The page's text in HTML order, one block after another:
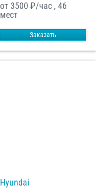
от 3500 ₽/час , 46
мест
Заказать
Hyundai